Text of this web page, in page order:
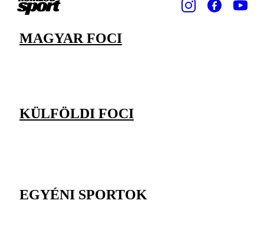
MAGYAR FOCI
KÜLFÖLDI FOCI
EGYÉNI SPORTOK